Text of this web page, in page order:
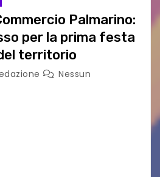
Palmarino:
per la prima festa
territorio
Nessun